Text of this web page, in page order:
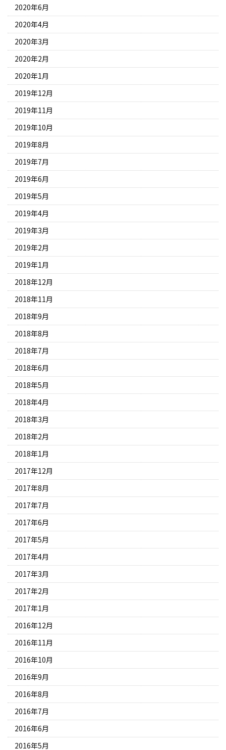
2020年6月
2020年4月
2020年3月
2020年2月
2020年1月
2019年12月
2019年11月
2019年10月
2019年8月
2019年7月
2019年6月
2019年5月
2019年4月
2019年3月
2019年2月
2019年1月
2018年12月
2018年11月
2018年9月
2018年8月
2018年7月
2018年6月
2018年5月
2018年4月
2018年3月
2018年2月
2018年1月
2017年12月
2017年8月
2017年7月
2017年6月
2017年5月
2017年4月
2017年3月
2017年2月
2017年1月
2016年12月
2016年11月
2016年10月
2016年9月
2016年8月
2016年7月
2016年6月
2016年5月